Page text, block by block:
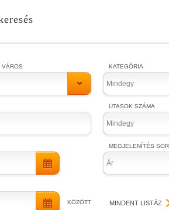
VÁROS
KÖZÖTT
KATEGÓRIA
Mindegy
UTASOK SZÁMA
Mindegy
MEGJELENÍTÉS
Ár
MINDENT LISTÁZ